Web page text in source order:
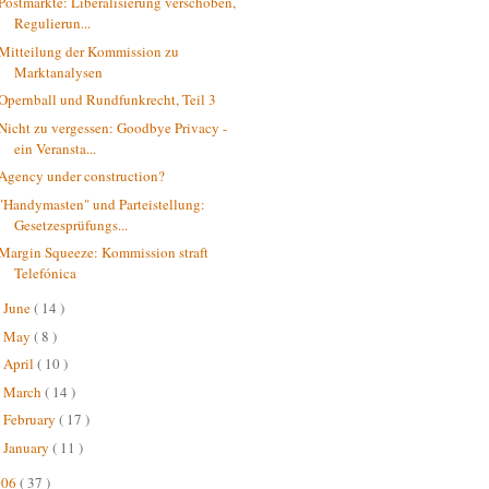
Regulierun...
der Kommission zu
Marktanalysen
und Rundfunkrecht, Teil 3
zu vergessen: Goodbye Privacy -
ein Veransta...
under construction?
und Parteistellung:
Gesetzesprüfungs...
Squeeze: Kommission straft
Telefónica
June( 14 )
May ( 8 )
April ( 10 )
March ( 14 )
February ( 17 )
January ( 11 )
( 37 )